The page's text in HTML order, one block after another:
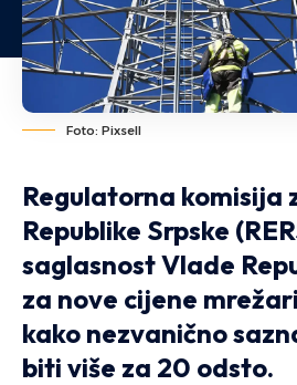
Foto: Pixsell
Regulatorna komisija
Republike Srpske
saglasnost Vlade
za nove cijene
kako nezvanično
biti više za 20 odsto.